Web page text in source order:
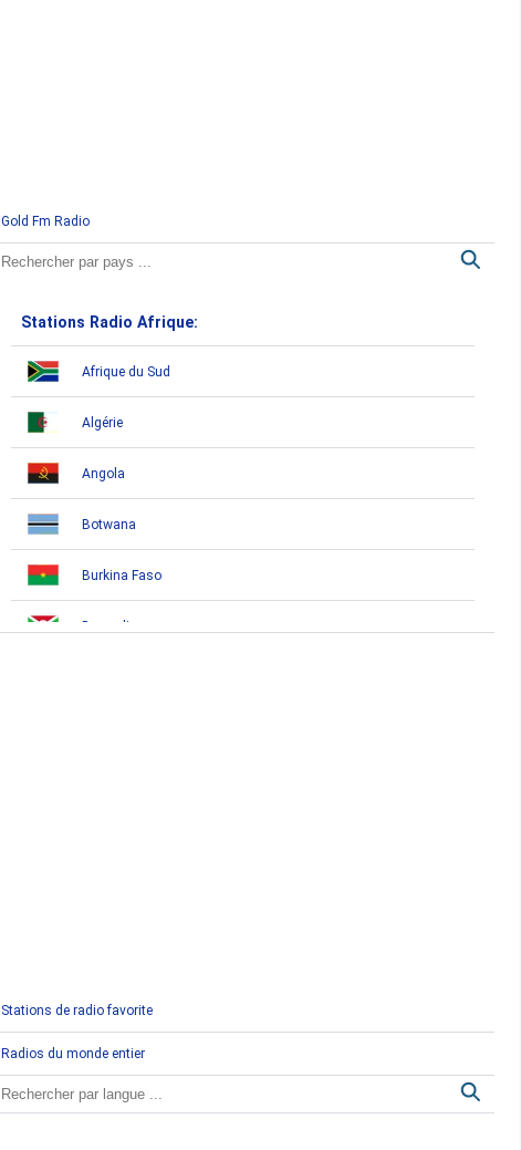
Gold Fm Radio
Stations Radio Afrique:
Afrique du Sud
Algérie
Angola
Botwana
Burkina Faso
Burundi
Egypte
Stations de radio favorite
Radios du monde entier